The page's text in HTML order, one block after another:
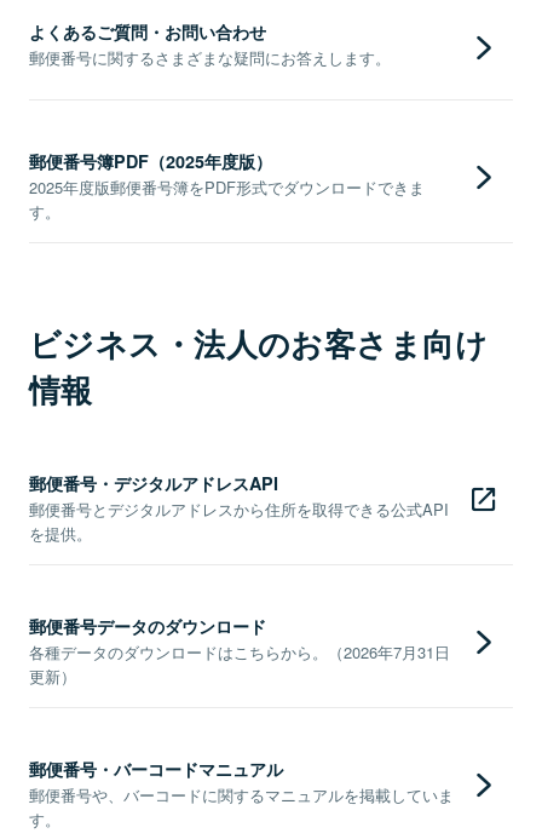
よくあるご質問・お問い合わせ
郵便番号に関するさまざまな疑問にお答えします。
郵便番号簿PDF（2025年度版）
2025年度版郵便番号簿をPDF形式でダウンロードできま
す。
ビジネス・法人のお客さま向け
情報
郵便番号・デジタルアドレスAPI
郵便番号とデジタルアドレスから住所を取得できる公式API
を提供。
郵便番号データのダウンロード
各種データのダウンロードはこちらから。（2026年7月31日
更新）
郵便番号・バーコードマニュアル
郵便番号や、バーコードに関するマニュアルを掲載していま
す。